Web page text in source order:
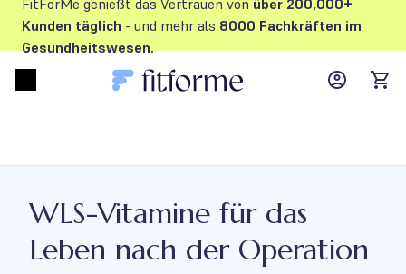
FitForMe genießt das Vertrauen von über 200,000+
Kunden täglich - und mehr als 8000 Fachkräften im
Gesundheitswesen.
MyFFM
WLS-Vitamine für das
Leben nach der Operation